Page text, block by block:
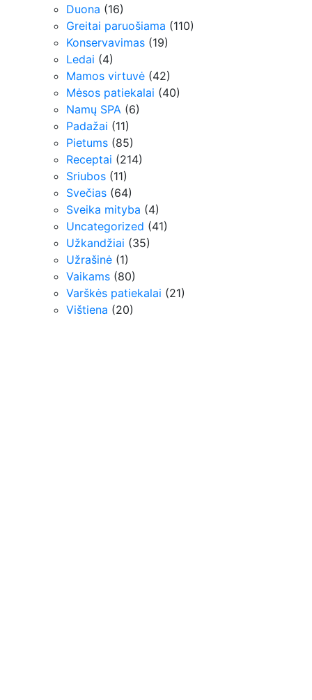
Duona (16)
Greitai paruošiama (110)
Konservavimas (19)
Ledai (4)
Mamos virtuvė (42)
Mėsos patiekalai (40)
Namų SPA (6)
Padažai (11)
Pietums (85)
Receptai (214)
Sriubos (11)
Svečias (64)
Sveika mityba (4)
Uncategorized (41)
Užkandžiai (35)
Užrašinė (1)
Vaikams (80)
Varškės patiekalai (21)
Vištiena (20)